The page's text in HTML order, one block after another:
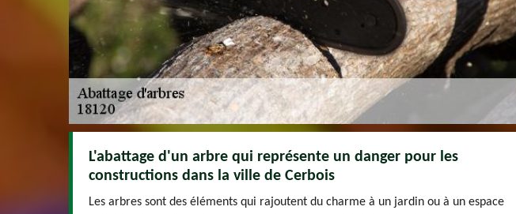
L'abattage d'un arbre qui représente un danger pour les
constructions dans la ville de Cerbois
Les arbres sont des éléments qui rajoutent du charme à un jardin ou à un espace